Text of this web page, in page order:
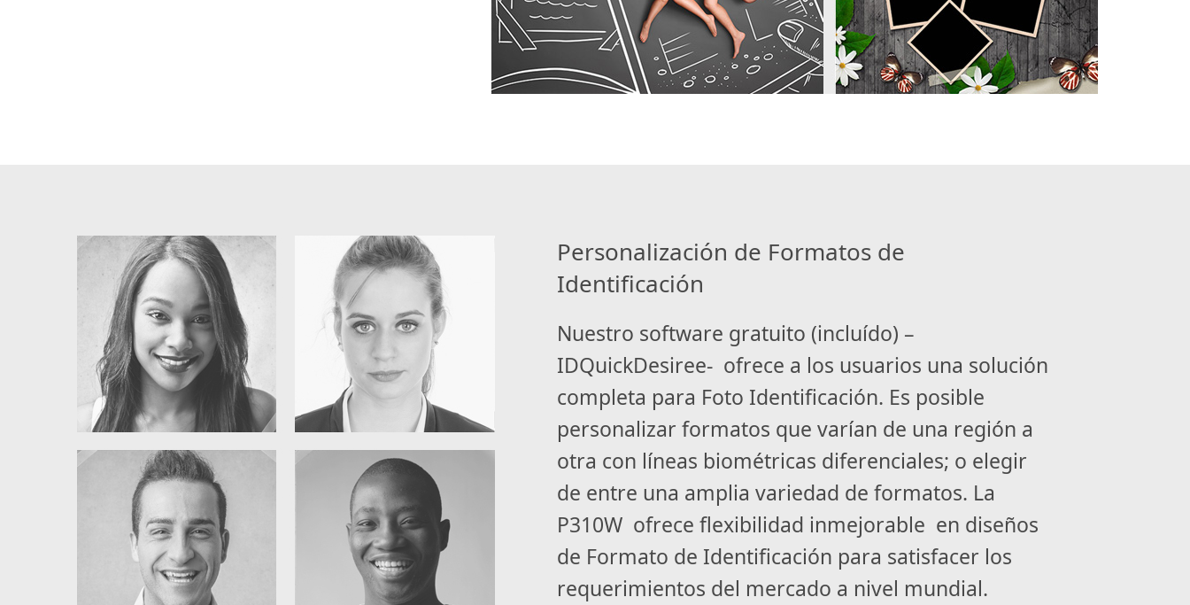
Personalización de Formatos de
Identificación
Nuestro software gratuito (incluído) –
IDQuickDesiree- ofrece a los usuarios una solución
completa para Foto Identificación. Es posible
personalizar formatos que varían de una región a
otra con líneas biométricas diferenciales; o elegir
de entre una amplia variedad de formatos. La
P310W ofrece flexibilidad inmejorable en diseños
de Formato de Identificación para satisfacer los
requerimientos del mercado a nivel mundial.